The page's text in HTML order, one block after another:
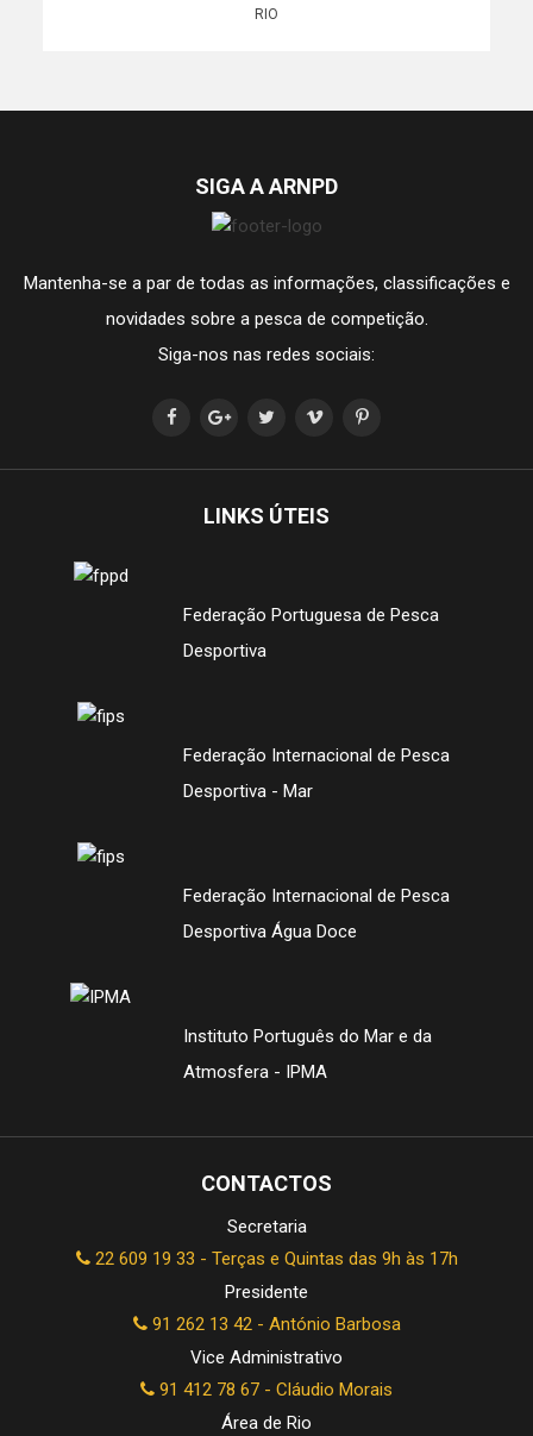
RIO
SIGA A ARNPD
Mantenha-se a par de todas as informações, classificações e
novidades sobre a pesca de competição.
Siga-nos nas redes sociais:
LINKS ÚTEIS
Federação Portuguesa de Pesca
Desportiva
Federação Internacional de Pesca
Desportiva - Mar
Federação Internacional de Pesca
Desportiva Água Doce
Instituto Português do Mar e da
Atmosfera - IPMA
CONTACTOS
Secretaria
22 609 19 33 - Terças e Quintas das 9h às 17h
Presidente
91 262 13 42 - António Barbosa
Vice Administrativo
91 412 78 67 - Cláudio Morais
Área de Rio